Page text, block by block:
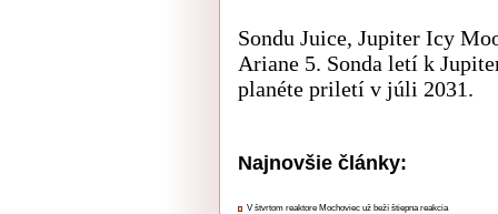
Sondu Juice, Jupiter Icy
Ariane 5. Sonda letí k
planéte priletí v júli 2031.
Najnovšie články:
V štvrtom reaktore Mochoviec už beží štiepna reakcia